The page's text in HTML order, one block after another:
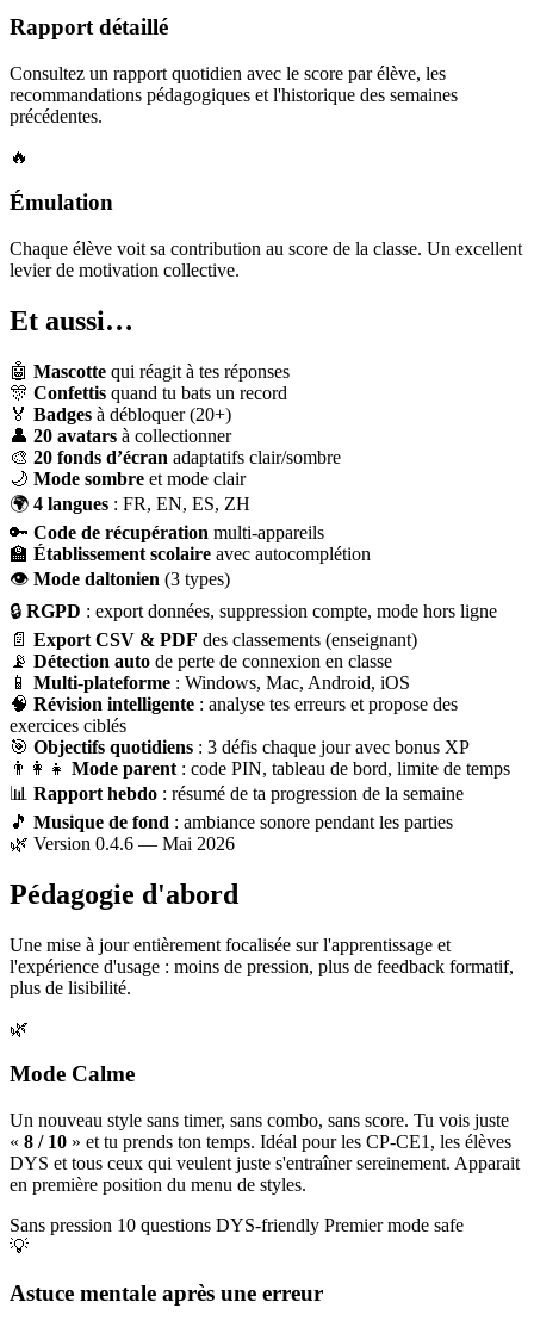
Rapport détaillé
Consultez un rapport quotidien avec le score par élève, les
recommandations pédagogiques et l'historique des semaines
précédentes.
🔥
Émulation
Chaque élève voit sa contribution au score de la classe. Un excellent
levier de motivation collective.
Et aussi…
🤖 Mascotte qui réagit à tes réponses
🎊 Confettis quand tu bats un record
🏅 Badges à débloquer (20+)
👤 20 avatars à collectionner
🎨 20 fonds d’écran adaptatifs clair/sombre
🌙 Mode sombre et mode clair
🌍 4 langues : FR, EN, ES, ZH
🔑 Code de récupération multi-appareils
🏫 Établissement scolaire avec autocomplétion
👁 Mode daltonien (3 types)
🔒 RGPD : export données, suppression compte, mode hors ligne
📄 Export CSV & PDF des classements (enseignant)
📡 Détection auto de perte de connexion en classe
📱 Multi-plateforme : Windows, Mac, Android, iOS
🧠 Révision intelligente : analyse tes erreurs et propose des
exercices ciblés
🎯 Objectifs quotidiens : 3 défis chaque jour avec bonus XP
👨‍👩‍👧 Mode parent : code PIN, tableau de bord, limite de temps
📊 Rapport hebdo : résumé de ta progression de la semaine
🎵 Musique de fond : ambiance sonore pendant les parties
🌿 Version 0.4.6 — Mai 2026
Pédagogie d'abord
Une mise à jour entièrement focalisée sur l'apprentissage et
l'expérience d'usage : moins de pression, plus de feedback formatif,
plus de lisibilité.
🌿
Mode Calme
Un nouveau style sans timer, sans combo, sans score. Tu vois juste
« 8 / 10 » et tu prends ton temps. Idéal pour les CP-CE1, les élèves
DYS et tous ceux qui veulent juste s'entraîner sereinement. Apparait
en première position du menu de styles.
Sans pression 10 questions DYS-friendly Premier mode safe
💡
Astuce mentale après une erreur